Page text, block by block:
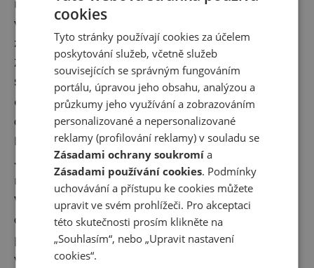
nechce. Existuje mnoho účinných způsobů, které
vám pomohou zavést fyzickou aktivitu do života a
zároveň si udržet vysokou motivaci.
Zde je návod, co můžete udělat:
Stanovte si cíle, kterých chcete pravidelným
cvičením dosáhnout. Může jít o krátkodobé i
dlouhodobé cíle, jako je zlepšení kondice, snížení
hmotnosti nebo účast v běžeckých soutěžích.
Jasné, konkrétní a pečlivě sepsané cíle vás budou
motivovat k činnosti.
Vytvořte si v mysli obraz sebe sama, jakmile
dosáhnete svého cíle. Stanovení cíle je důležité, ale
představte si sami sebe po změně – jak budete
vypadat, jak se budete cítit, jak se budete chovat, a
cookies
Tyto stránky používají cookies za účelem
poskytování služeb, včetně služeb
souvisejících se správným fungováním
portálu, úpravou jeho obsahu, analýzou a
průzkumy jeho využívání a zobrazováním
personalizované a nepersonalizované
reklamy (profilování reklamy) v souladu se
Zásadami ochrany soukromí a
Zásadami používání cookies. Podmínky
uchovávání a přístupu ke cookies můžete
upravit ve svém prohlížeči. Pro akceptaci
této skutečnosti prosím klikněte na
„Souhlasím“, nebo „Upravit nastavení
cookies“.